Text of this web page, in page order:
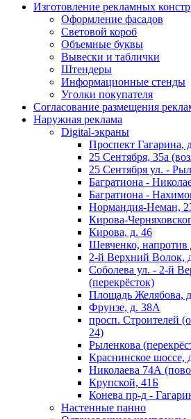
Изготовление рекламных
Оформление фасадов
Световой короб
Объемные буквы
Вывески и таблички
Штендеры
Информационные стенды
Уголки покупателя
Согласование размещения
Наружная реклама
Digital-экраны
Проспект
25 Сентября, 35а
25 Сентября ул. -
Багратиона -
Багратиона -
Нормандия-Неман,
Кирова-
Кирова, д. 46
Шевченко, напротив
2-й Верхний Волок,
Соболева ул. - 2-й
(перекрёсток)
Площадь Желябова,
Фрунзе, д. 38А
просп. Строителей
24)
Рыленкова
Краснинское шоссе,
Николаева 74А
Крупской, 41Б
Конева пр-д -
Настенные панно